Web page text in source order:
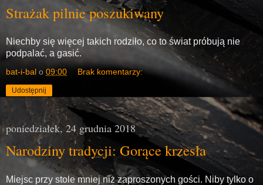
Strażak pilnie poszukiwany
Niechby się więcej takich rodziło, co to świat próbują nie
podpalać, a gasić.
bat-i-bal o 09:00 Brak komentarzy:
Udostępnij
poniedziałek, 24 grudnia 2018
Narodziny tradycji: Gorące krzesła
Miejsc przy stole mniej niż zaproszonych gości. Niby tylko o